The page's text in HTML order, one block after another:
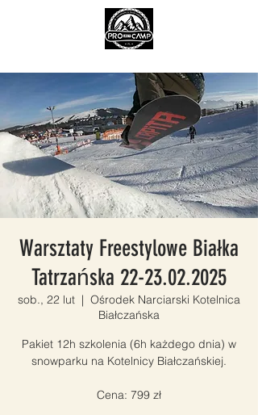
Warsztaty Freestylowe Białka
Tatrzańska 22-23.02.2025
sob., 22 lut
  |
Ośrodek Narciarski Kotelnica
Białczańska
Pakiet 12h szkolenia (6h każdego dnia) w
snowparku na Kotelnicy Białczańskiej.
Cena: 799 zł